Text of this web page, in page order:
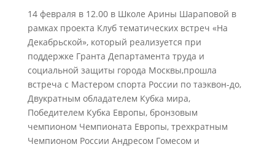
14 февраля в 12.00 в Школе Арины Шараповой в
рамках проекта Клуб тематических встреч «На
Декабрьской», который реализуется при
поддержке Гранта Департамента труда и
социальной защиты города Москвы,прошла
встреча с Мастером спорта России по таэквон-до,
Двукратным обладателем Кубка мира,
Победителем Кубка Европы, бронзовым
чемпионом Чемпионата Европы, трехкратным
Чемпионом России Андресом Гомесом и